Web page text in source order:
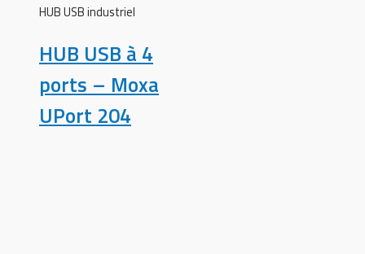
HUB USB industriel
HUB USB à 4
ports – Moxa
UPort 204